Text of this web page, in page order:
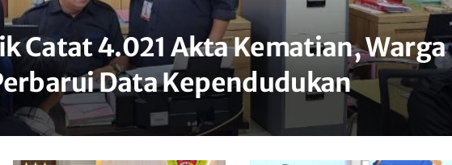
Catat 4.021 Akta Kematian, Warga
Data Kependudukan